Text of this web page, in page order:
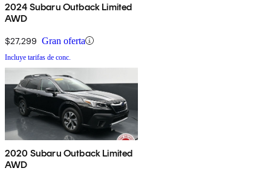
2024 Subaru Outback Limited
AWD
$27,299 Gran oferta
Incluye tarifas de conc.
2020 Subaru Outback Limited
AWD